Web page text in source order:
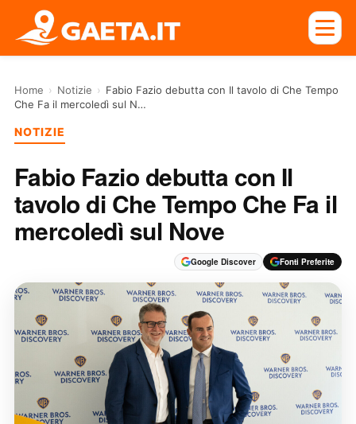
Home › Notizie › Fabio Fazio debutta con Il tavolo di Che Tempo
Che Fa il mercoledì sul N…
NOTIZIE
Fabio Fazio debutta con Il
tavolo di Che Tempo Che Fa il
mercoledì sul Nove
Google Discover Fonti Preferite